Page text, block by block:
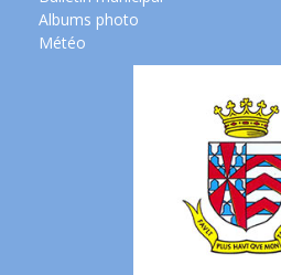
Albums photo
Météo